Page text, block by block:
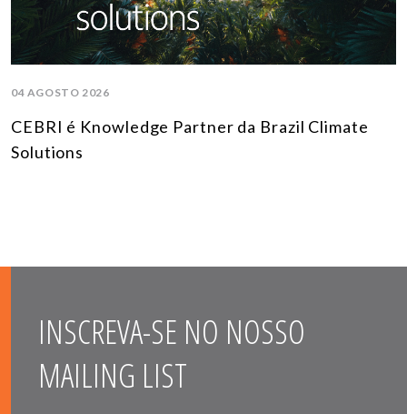
04 AGOSTO 2026
CEBRI é Knowledge Partner da Brazil Climate
Solutions
INSCREVA-SE NO NOSSO
MAILING LIST